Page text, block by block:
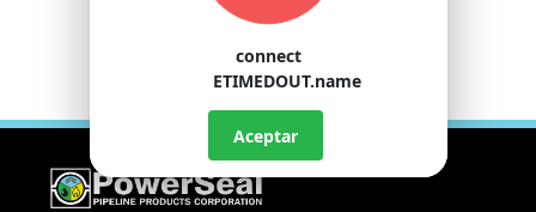
connect
ETIMEDOUT.name
Aceptar